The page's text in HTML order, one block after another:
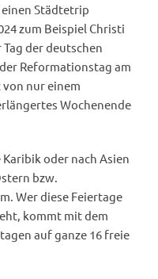
Städtetrip
zum Beispiel Christi
der deutschen
Reformationstag am
von nur einem
Wochenende
oder nach Asien
bzw.
Wer diese Feiertage
kommt mit dem
auf ganze 16 freie